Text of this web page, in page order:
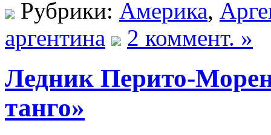
Рубрики: Америка,
аргентина
2 коммент. »
Ледник Перито-
танго»